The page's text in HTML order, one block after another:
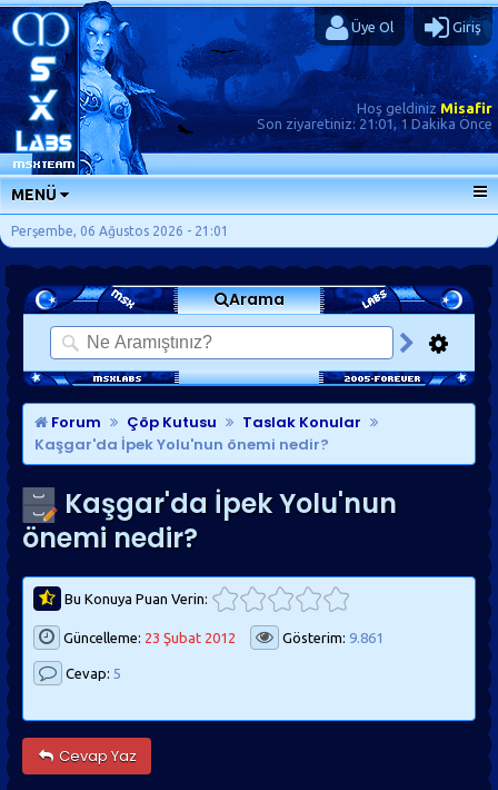
Üye Ol Giriş
Hoş geldinizMisafir
Son ziyaretiniz: 21:01, 1 Dakika Önce
MENÜ
ANA SAYFA
FORUMLAR
SORU-CEVAP
GÜNLÜKLER
SON MESAJLAR
KISAYOLLAR
Perşembe, 06 Ağustos 2026 - 21:01
Arama
Forum Çöp Kutusu
Taslak Konular
Kaşgar'da İpek Yolu'nun önemi nedir?
Kaşgar'da İpek Yolu'nun
önemi nedir?
Bu Konuya Puan Verin:
Güncelleme: 23 Şubat 2012 Gösterim: 9.861
Cevap: 5
Cevap Yaz